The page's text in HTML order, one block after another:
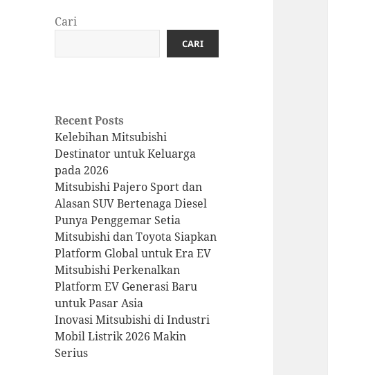
Cari
CARI
Recent Posts
Kelebihan Mitsubishi
Destinator untuk Keluarga
pada 2026
Mitsubishi Pajero Sport dan
Alasan SUV Bertenaga Diesel
Punya Penggemar Setia
Mitsubishi dan Toyota Siapkan
Platform Global untuk Era EV
Mitsubishi Perkenalkan
Platform EV Generasi Baru
untuk Pasar Asia
Inovasi Mitsubishi di Industri
Mobil Listrik 2026 Makin
Serius